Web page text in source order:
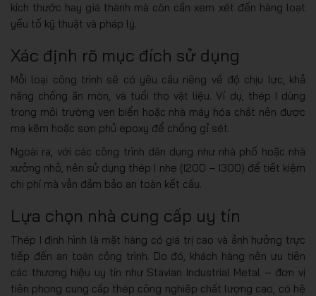
kích thước hay giá thành mà còn cần xem xét đến hàng loạt
yếu tố kỹ thuật và pháp lý.
Xác định rõ mục đích sử dụng
Mỗi loại công trình sẽ có yêu cầu riêng về độ chịu lực, khả
năng chống ăn mòn, và tuổi thọ vật liệu. Ví dụ, thép I dùng
trong môi trường ven biển hoặc nhà máy hóa chất nên được
mạ kẽm hoặc sơn phủ epoxy để chống gỉ sét.
Ngoài ra, với các công trình dân dụng như nhà phố hoặc nhà
xưởng nhỏ, nên sử dụng thép I nhẹ (I200 – I300) để tiết kiệm
chi phí mà vẫn đảm bảo an toàn kết cấu.
Lựa chọn nhà cung cấp uy tín
Thép I định hình là mặt hàng có giá trị cao và ảnh hưởng trực
tiếp đến an toàn công trình. Do đó, khách hàng nên ưu tiên
các thương hiệu uy tín như Stavian Industrial Metal – đơn vị
tiên phong cung cấp thép công nghiệp chất lượng cao, có hệ